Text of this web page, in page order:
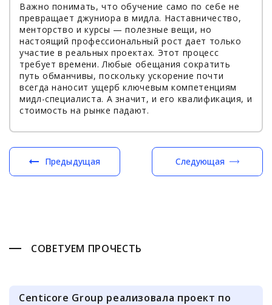
Важно понимать, что обучение само по себе не
превращает джуниора в мидла. Наставничество,
менторство и курсы — полезные вещи, но
настоящий профессиональный рост дает только
участие в реальных проектах. Этот процесс
требует времени. Любые обещания сократить
путь обманчивы, поскольку ускорение почти
всегда наносит ущерб ключевым компетенциям
мидл-специалиста. А значит, и его квалификация, и
стоимость на рынке падают.
Предыдущая Следующая
СОВЕТУЕМ ПРОЧЕСТЬ
Centicore Group реализовала проект по